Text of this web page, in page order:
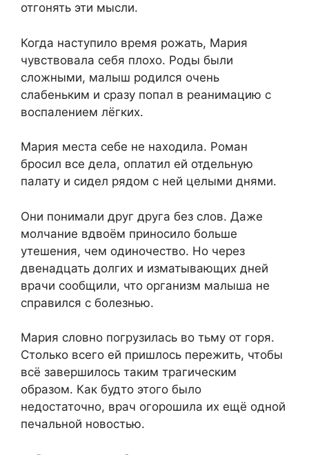
отгонять эти мысли.
Когда наступило время рожать, Мария
чувствовала себя плохо. Роды были
сложными, малыш родился очень
слабеньким и сразу попал в реанимацию с
воспалением лёгких.
Мария места себе не находила. Роман
бросил все дела, оплатил ей отдельную
палату и сидел рядом с ней целыми днями.
Они понимали друг друга без слов. Даже
молчание вдвоём приносило больше
утешения, чем одиночество. Но через
двенадцать долгих и изматывающих дней
врачи сообщили, что организм малыша не
справился с болезнью.
Мария словно погрузилась во тьму от горя.
Столько всего ей пришлось пережить, чтобы
всё завершилось таким трагическим
образом. Как будто этого было
недостаточно, врач огорошила их ещё одной
печальной новостью.